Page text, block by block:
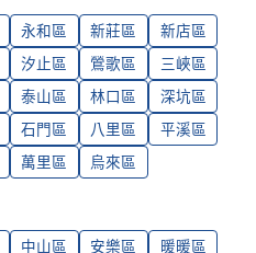
永和區 新莊區
新店區
汐止區 鶯歌區
三峽區
泰山區 林口區
深坑區
石門區 八里區
平溪區
萬里區 烏來區
中山區 安樂區
暖暖區